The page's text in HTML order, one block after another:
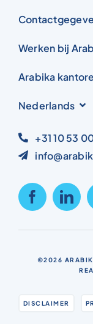
Werken bij
Arabika
Nederlands
+31 10 53
©2026
DISCLAIMER